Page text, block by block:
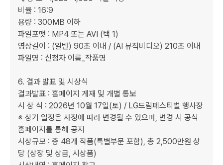
비율 : 16:9
용량 : 300MB 이하
파일포맷 : MP4 또는 AVI (택 1)
영상길이 : (일반) 90초 이내 / (AI 뮤직비디오) 210초 이내
파일명 : 신청자 이름_작품명
6. 결과 발표 및 시상식
결과발표 : 홈페이지 게재 및 개별 통보
시 상 식 : 2026년 10월 17일(토) / LG드림페스티벌 행사장
※ 상기 일정은 사정에 따라 변경될 수 있으며, 변경 시 공식
홈페이지를 통해 공지
시상규모 : 총 48개 작품(특별부문 포함), 총 2,500만원 상
당 (상장 및 상금, 시상품)